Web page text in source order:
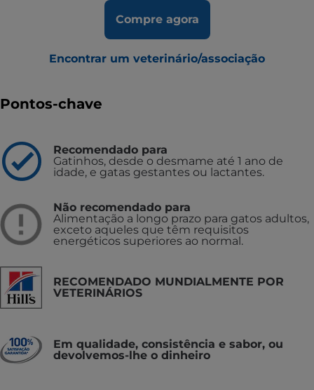
Compre agora
Encontrar um veterinário/associação
Pontos-chave
Recomendado para
Gatinhos, desde o desmame até 1 ano de
idade, e gatas gestantes ou lactantes.
Não recomendado para
Alimentação a longo prazo para gatos adultos,
exceto aqueles que têm requisitos
energéticos superiores ao normal.
RECOMENDADO MUNDIALMENTE POR
VETERINÁRIOS
Em qualidade, consistência e sabor, ou
devolvemos-lhe o dinheiro